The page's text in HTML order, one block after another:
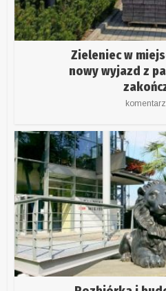
Zieleniec w
nowy wyjazd z